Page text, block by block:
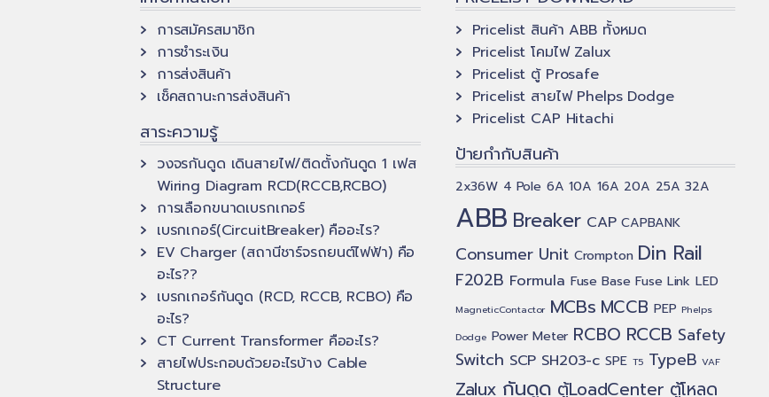
variants.
The
be
on
the
product
page
การสมัครสมาชิก
การชำระเงิน
การส่งสินค้า
เช็คสถานะการส่งสินค้า
สาระความรู้
วงจรกันดูด เดินสายไฟ/ติดตั้งกันดูด 1 เฟส
Wiring Diagram RCD(RCCB,RCBO)
การเลือกขนาดเบรกเกอร์
เบรกเกอร์(CircuitBreaker) คืออะไร?
EV Charger (สถานีชาร์จรถยนต์ไฟฟ้า) คือ
อะไร??
เบรกเกอร์กันดูด (RCD, RCCB, RCBO) คือ
อะไร?
CT Current Transformer คืออะไร?
สายไฟประกอบด้วยอะไรบ้าง Cable
Structure
Pricelist สินค้า ABB ทั้งหมด
Pricelist โคมไฟ Zalux
Pricelist ตู้ Prosafe
Pricelist สายไฟ Phelps Dodge
Pricelist CAP Hitachi
ป้ายกำกับสินค้า
2x36W 4 Pole 6A 10A 16A 20A 25A 32A
ABB Breaker CAP CAPBANK
Consumer Unit Crompton Din Rail
F202B Formula Fuse Base Fuse Link LED
MagneticContactor MCBs MCCB PEP Phelps
Dodge Power Meter RCBO RCCB Safety
Switch SCP SH203-c SPE T5 TypeB VAF
Zalux กันดูด ตู้LoadCenter ตู้โหลด